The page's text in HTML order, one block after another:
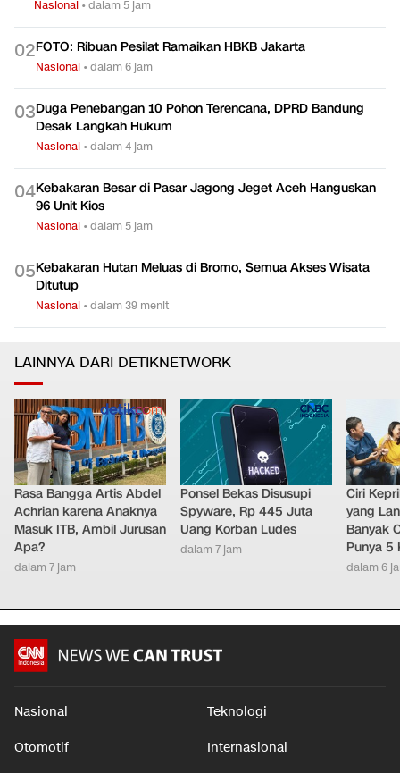
Nasional •dalam 5 jam
02FOTO: Ribuan Pesilat Ramaikan HBKB Jakarta
Nasional •dalam 6 jam
03Duga Penebangan 10 Pohon Terencana, DPRD Bandung
Desak Langkah Hukum
Nasional •dalam 4 jam
04Kebakaran Besar di Pasar Jagong Jeget Aceh Hanguskan
96 Unit Kios
Nasional •dalam 5 jam
05Kebakaran Hutan Meluas di Bromo, Semua Akses Wisata
Ditutup
Nasional •dalam 39 menit
LAINNYA DARI DETIKNETWORK
Rasa Bangga Artis Abdel
Achrian karena Anaknya
Masuk ITB, Ambil Jurusan
Apa?
dalam 7 jam
Ponsel Bekas Disusupi
Spyware, Rp 445 Juta
Uang Korban Ludes
dalam 7 jam
Ciri
yang
Banyak
Punya 5
dalam 6
Nasional Teknologi
Otomotif Internasional